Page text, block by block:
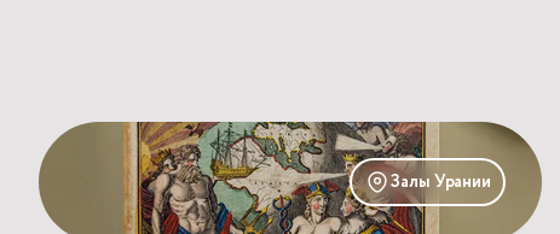
Новый
атлас
Хоманна
Залы Урании